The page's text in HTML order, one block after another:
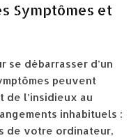
Symptômes et
se débarrasser d’un
peuvent
de l’insidieux au
inhabituels :
de votre ordinateur,